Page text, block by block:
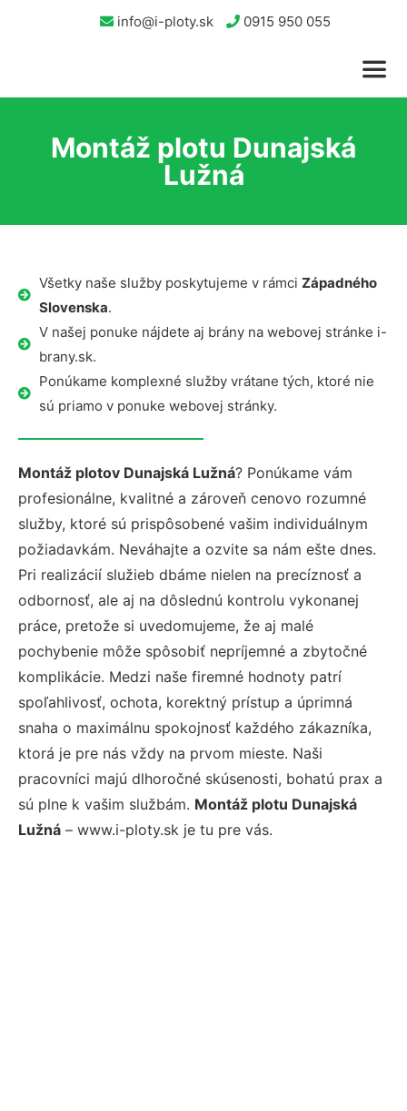
info@i-ploty.sk 0915 950 055
Montáž plotu Dunajská
Lužná
Všetky naše služby poskytujeme v rámci Západného
Slovenska.
V našej ponuke nájdete aj brány na webovej stránke i-
brany.sk.
Ponúkame komplexné služby vrátane tých, ktoré nie
sú priamo v ponuke webovej stránky.
Montáž plotov Dunajská Lužná? Ponúkame vám
profesionálne, kvalitné a zároveň cenovo rozumné
služby, ktoré sú prispôsobené vašim individuálnym
požiadavkám. Neváhajte a ozvite sa nám ešte dnes.
Pri realizácií služieb dbáme nielen na precíznosť a
odbornosť, ale aj na dôslednú kontrolu vykonanej
práce, pretože si uvedomujeme, že aj malé
pochybenie môže spôsobiť nepríjemné a zbytočné
komplikácie. Medzi naše firemné hodnoty patrí
spoľahlivosť, ochota, korektný prístup a úprimná
snaha o maximálnu spokojnosť každého zákazníka,
ktorá je pre nás vždy na prvom mieste. Naši
pracovníci majú dlhoročné skúsenosti, bohatú prax a
sú plne k vašim službám. Montáž plotu Dunajská
Lužná – www.i-ploty.sk je tu pre vás.